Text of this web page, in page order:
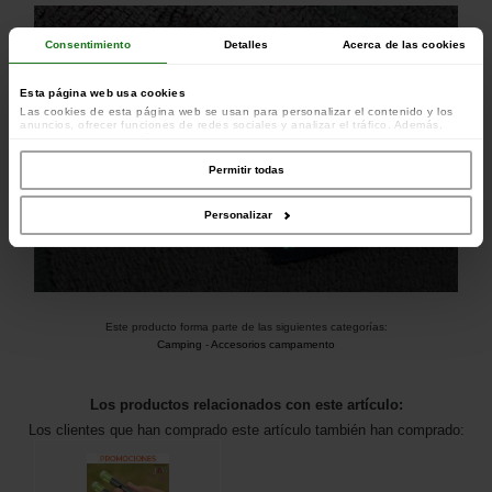
Consentimiento Detalles Acerca de las cookies
Esta página web usa cookies
Las cookies de esta página web se usan para personalizar el contenido y los
anuncios, ofrecer funciones de redes sociales y analizar el tráfico. Además,
colaboradores de redes sociales, publicidad y análisis web, quienes pueden
combinarla con otra información que les haya proporcionado o que hayan
recopilado a partir del uso que haya hecho de sus servicios.
Permitir todas
Personalizar
Este producto forma parte de las siguientes categorías:
Camping -Accesorios campamento
Los productos relacionados con este artículo:
Los clientes que han comprado este artículo también han comprado: